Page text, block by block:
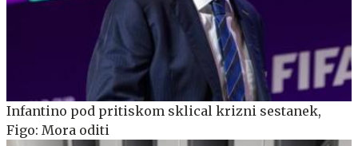
Infantino pod pritiskom sklical krizni sestanek,
Figo: Mora oditi